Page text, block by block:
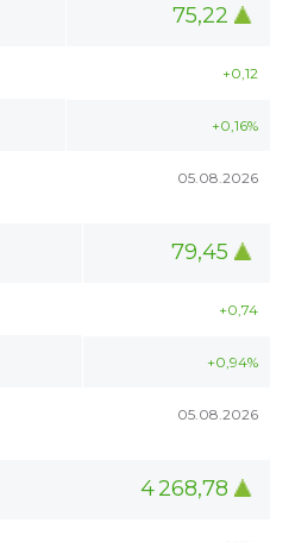
75,22
+0,12
+0,16%
05.08.2026
79,45
+0,74
+0,94%
05.08.2026
4 268,78